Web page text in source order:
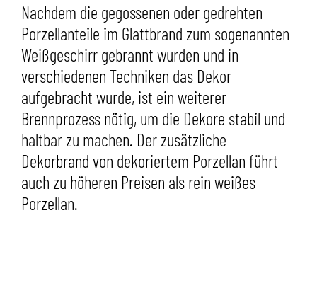
Nachdem die gegossenen oder gedrehten
Porzellanteile im Glattbrand zum sogenannten
Weißgeschirr gebrannt wurden und in
verschiedenen Techniken das Dekor
aufgebracht wurde, ist ein weiterer
Brennprozess nötig, um die Dekore stabil und
haltbar zu machen. Der zusätzliche
Dekorbrand von dekoriertem Porzellan führt
auch zu höheren Preisen als rein weißes
Porzellan.